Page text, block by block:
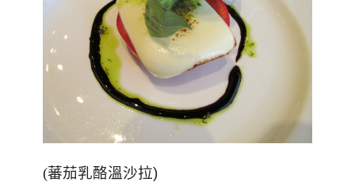
(蕃茄乳酪溫沙拉)